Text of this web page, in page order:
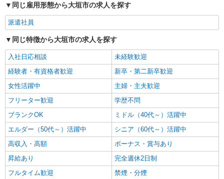
株式会社kotrio /●NG-H-2029577
＜大垣＞デイサービスSTAFF＊16時退社も
時給1500円〜2125円 ＜日払い有/週払い有/交
詳細を見る
派遣社員
株式会社kotrio /●NG-H-1992450
大垣駅≫高収入！シニア向け高級マンション職
員募集＊.・：゜
時給1500円〜2125円 ＜日払い有/週払い有/交
通費全支給(ガソリン代含む)＞
同じ雇用形態から大垣市の求人を探す
派遣社員
同じ特徴から大垣市の求人を探す
入社日応相談
未経験歓迎
経験者・有資格者歓迎
新卒・第二新卒歓迎
女性活躍中
主婦・主夫歓迎
フリーター歓迎
学歴不問
ブランクOK
ミドル（40代～）活躍中
エルダー（50代～）活躍中
シニア（60代～）活躍中
高収入・高額
ボーナス・賞与あり
昇給あり
完全週休2日制
フルタイム歓迎
禁煙・分煙